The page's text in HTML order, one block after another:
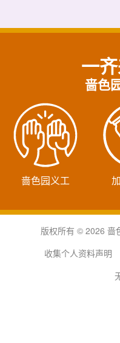
一
啬色
啬色园义工
版权所有 © 2026
收集个人资料声明